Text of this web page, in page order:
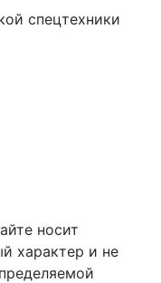
спецтехники
носит
характер и не